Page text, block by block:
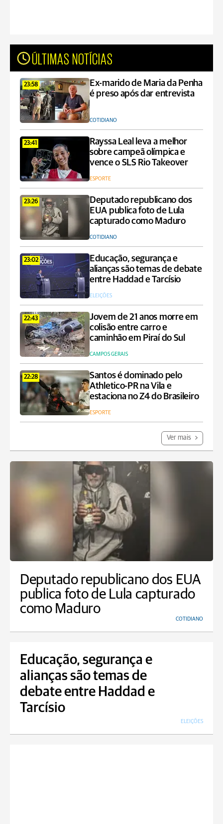
ÚLTIMAS NOTÍCIAS
23:58
Ex-marido de Maria da Penha
é preso após dar entrevista
COTIDIANO
23:41
Rayssa Leal leva a melhor
sobre campeã olímpica e
vence o SLS Rio Takeover
ESPORTE
23:26
Deputado republicano dos
EUA publica foto de Lula
capturado como Maduro
COTIDIANO
23:02
Educação, segurança e
alianças são temas de debate
entre Haddad e Tarcísio
ELEIÇÕES
22:43
Jovem de 21 anos morre em
colisão entre carro e
caminhão em Piraí do Sul
CAMPOS GERAIS
22:28
Santos é dominado pelo
Athletico-PR na Vila e
estaciona no Z4 do Brasileiro
ESPORTE
Ver mais
Deputado republicano dos EUA
publica foto de Lula capturado
como Maduro
COTIDIANO
Educação, segurança e
alianças são temas de
debate entre Haddad e
Tarcísio
ELEIÇÕES